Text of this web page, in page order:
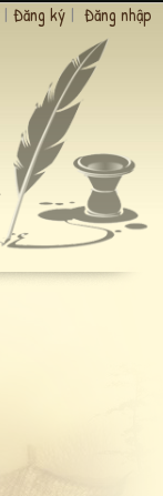
| Đăng ký | Đăng nhập